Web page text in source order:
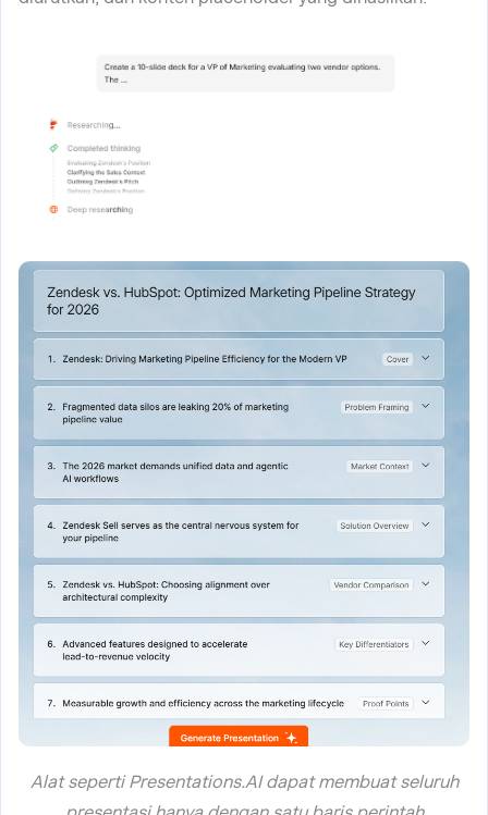
Alat seperti Presentations.AI dapat membuat seluruh